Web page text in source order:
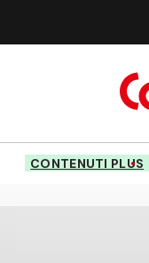
CONTENUTI PLUS